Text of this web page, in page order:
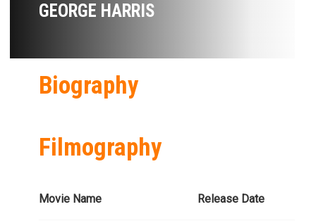
GEORGE HARRIS
Biography
Filmography
Movie Name Release Date